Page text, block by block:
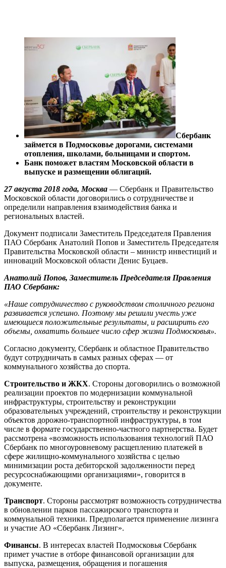
Сбербанк
займется в Подмосковье дорогами, системами
отопления, школами, больницами и спортом.
Банк поможет властям Московской области в
выпуске и размещении облигаций.
27 августа 2018 года, Москва — Сбербанк и Правительство
Московской области договорились о сотрудничестве и
определили направления взаимодействия банка и
региональных властей.
Документ подписали Заместитель Председателя Правления
ПАО Сбербанк Анатолий Попов и Заместитель Председателя
Правительства Московской области – министр инвестиций и
инноваций Московской области Денис Буцаев.
Анатолий Попов, Заместитель Председателя Правления
ПАО Сбербанк:
«Наше сотрудничество с руководством столичного региона
развивается успешно. Поэтому мы решили учесть уже
имеющиеся положительные результаты, и расширить его
объемы, охватить большее число сфер жизни Подмосковья».
Согласно документу, Сбербанк и областное Правительство
будут сотрудничать в самых разных сферах — от
коммунального хозяйства до спорта.
Строительство и ЖКХ. Стороны договорились о возможной
реализации проектов по модернизации коммунальной
инфраструктуры, строительству и реконструкции
образовательных учреждений, строительству и реконструкции
объектов дорожно-транспортной инфраструктуры, в том
числе в формате государственно-частного партнерства. Будет
рассмотрена «возможность использования технологий ПАО
Сбербанк по многоуровневому расщеплению платежей в
сфере жилищно-коммунального хозяйства с целью
минимизации роста дебиторской задолженности перед
ресурсоснабжающими организациями», говорится в
документе.
Транспорт. Стороны рассмотрят возможность сотрудничества
в обновлении парков пассажирского транспорта и
коммунальной техники. Предполагается применение лизинга
и участие АО «Сбербанк Лизинг».
Финансы. В интересах властей Подмосковья Сбербанк
примет участие в отборе финансовой организации для
выпуска, размещения, обращения и погашения